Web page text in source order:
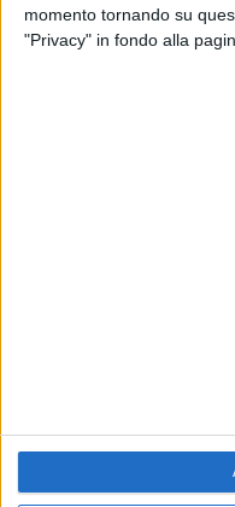
momento tornando su
"Privacy" in fondo alla
VIDEO
Mobile